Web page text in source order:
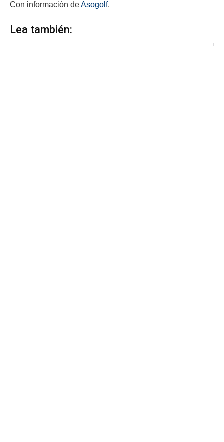
Con información deAsogolf.
Lea también: